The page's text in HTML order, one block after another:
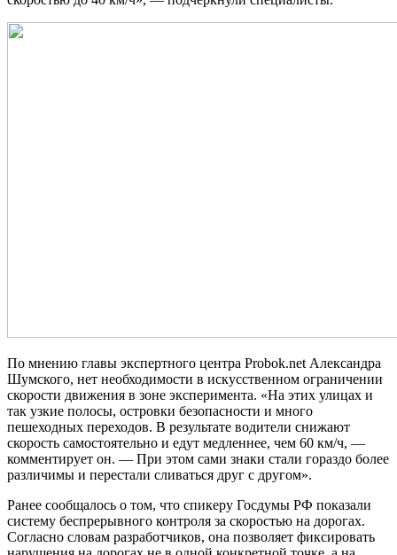
По мнению главы экспертного центра Probok.net Александра
Шумского, нет необходимости в искусственном ограничении
скорости движения в зоне эксперимента. «На этих улицах и
так узкие полосы, островки безопасности и много
пешеходных переходов. В результате водители снижают
скорость самостоятельно и едут медленнее, чем 60 км/ч, —
комментирует он. — При этом сами знаки стали гораздо более
различимы и перестали сливаться друг с другом».
Ранее сообщалось о том, что спикеру Госдумы РФ показали
систему беспрерывного контроля за скоростью на дорогах.
Согласно словам разработчиков, она позволяет фиксировать